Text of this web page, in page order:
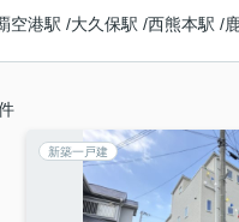
空港駅 /大久保駅 /西熊本駅 /
新築一戸建